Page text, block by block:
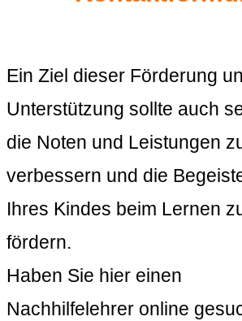
Ein Ziel dieser Förderung
Unterstützung sollte auch
die Noten und Leistungen
verbessern und die
Ihres Kindes beim Lernen
fördern.
Haben Sie hier einen
Nachhilfelehrer online